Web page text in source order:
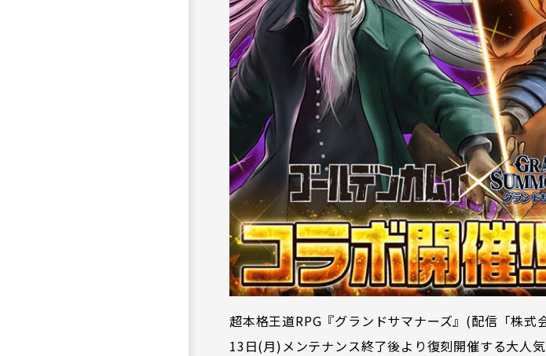
超本格王道RPG『グランドサマナーズ』(配信「株
13日(月)メンテナンス終了後より復刻開催する大人